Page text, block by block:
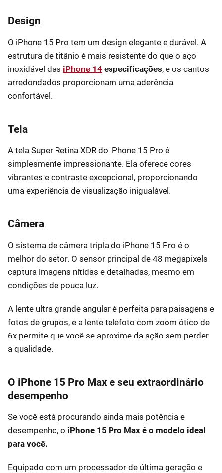
Design
O iPhone 15 Pro tem um design elegante e durável. A
estrutura de titânio é mais resistente do que o aço
inoxidável das iPhone 14 especificações, e os cantos
arredondados proporcionam uma aderência
confortável.
Tela
A tela Super Retina XDR do iPhone 15 Pro é
simplesmente impressionante. Ela oferece cores
vibrantes e contraste excepcional, proporcionando
uma experiência de visualização inigualável.
Câmera
O sistema de câmera tripla do iPhone 15 Pro é o
melhor do setor. O sensor principal de 48 megapixels
captura imagens nítidas e detalhadas, mesmo em
condições de pouca luz.
A lente ultra grande angular é perfeita para paisagens e
fotos de grupos, e a lente telefoto com zoom ótico de
6x permite que você se aproxime da ação sem perder
a qualidade.
O iPhone 15 Pro Max e seu extraordinário
desempenho
Se você está procurando ainda mais potência e
desempenho, o iPhone 15 Pro Max é o modelo ideal
para você.
Equipado com um processador de última geração e